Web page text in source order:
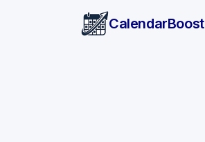
CalendarBoost